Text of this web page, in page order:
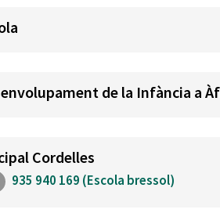
de la Infància a
Cordelles
935 940 169 (Escola bressol)